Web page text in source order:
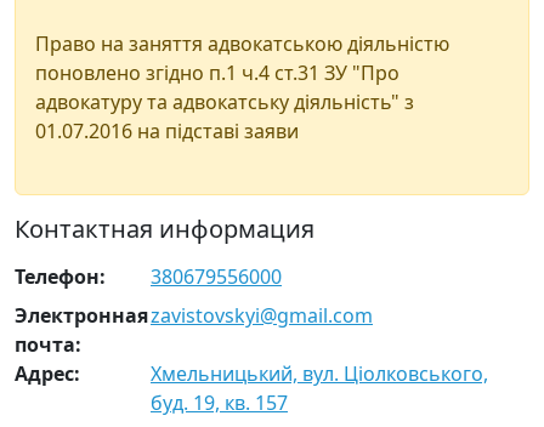
Право на заняття адвокатською діяльністю
поновлено згідно п.1 ч.4 ст.31 ЗУ "Про
адвокатуру та адвокатську діяльність" з
01.07.2016 на підставі заяви
Контактная информация
Телефон:
380679556000
Электронная
почта:
zavistovskyi@gmail.com
Адрес:
Хмельницький, вул. Ціолковського,
буд. 19, кв. 157